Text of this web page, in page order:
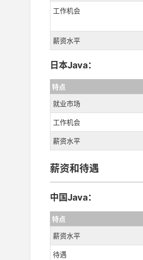
工作机会
薪资水平
日本Java：
特点
就业市场
工作机会
薪资水平
薪资和待遇
中国Java：
特点
薪资水平
待遇